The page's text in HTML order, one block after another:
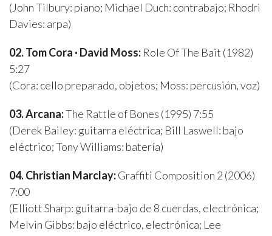
(John Tilbury: piano; Michael Duch: contrabajo; Rhodri
Davies: arpa)
02. Tom Cora · David Moss: Role Of The Bait (1982)
5:27
(Cora: cello preparado, objetos; Moss: percusión, voz)
03. Arcana:The Rattle of Bones (1995) 7:55
(Derek Bailey: guitarra eléctrica; Bill Laswell: bajo
eléctrico; Tony Williams: batería)
04. Christian Marclay:Graffiti Composition 2 (2006)
7:00
(Elliott Sharp: guitarra-bajo de 8 cuerdas, electrónica;
Melvin Gibbs: bajo eléctrico, electrónica; Lee